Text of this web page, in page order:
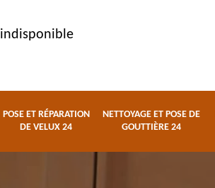
indisponible
POSE ET RÉPARATION
DE VELUX 24
NETTOYAGE ET POSE DE
GOUTTIÈRE 24